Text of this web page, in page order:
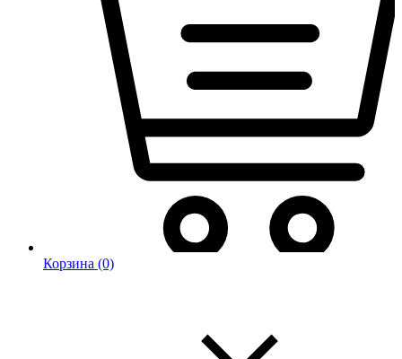
Корзина (0)